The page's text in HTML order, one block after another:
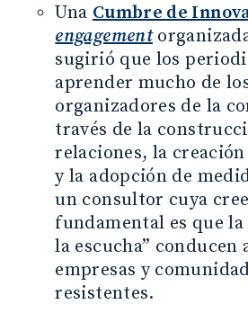
Una Cumbre de
engagement
sugirió que los
aprender mucho de
organizadores de la
través de la
relaciones, la
y la adopción de
un consultor cuya
fundamental es que
la escucha” conducen
empresas y
resistentes.